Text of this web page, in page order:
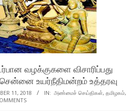
வழக்குகளை விசாரிப்பது
சென்னை உயர்நீதிமன்றம் உத்தரவு
11, 2018 IN: அண்மைச் செய்திகள், தமிழகம்,